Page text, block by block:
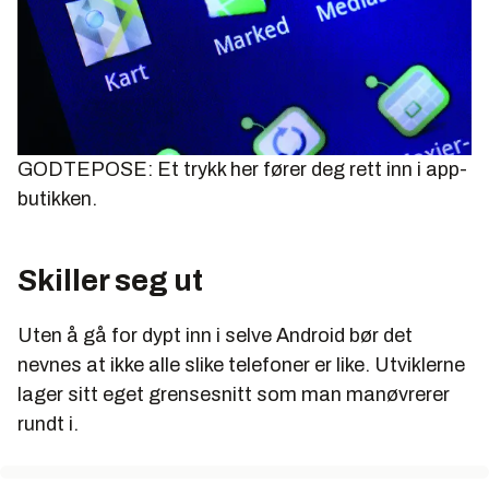
GODTEPOSE: Et trykk her fører deg rett inn i app-
butikken.
Skiller seg ut
Uten å gå for dypt inn i selve Android bør det
nevnes at ikke alle slike telefoner er like. Utviklerne
lager sitt eget grensesnitt som man manøvrerer
rundt i.